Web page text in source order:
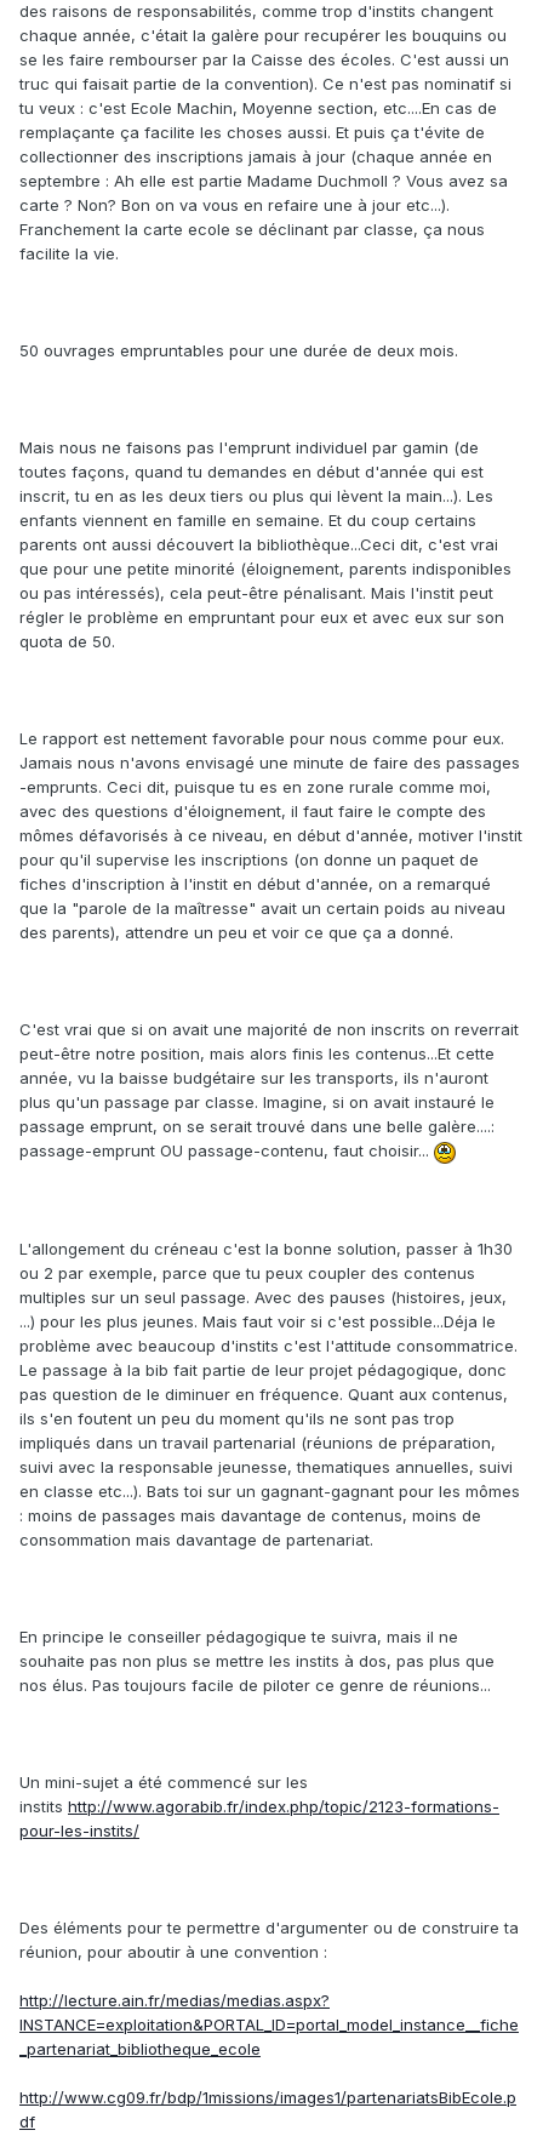
des raisons de responsabilités, comme trop d'instits changent
chaque année, c'était la galère pour recupérer les bouquins ou
se les faire rembourser par la Caisse des écoles. C'est aussi un
truc qui faisait partie de la convention). Ce n'est pas nominatif si
tu veux : c'est Ecole Machin, Moyenne section, etc....En cas de
remplaçante ça facilite les choses aussi. Et puis ça t'évite de
collectionner des inscriptions jamais à jour (chaque année en
septembre : Ah elle est partie Madame Duchmoll ? Vous avez sa
carte ? Non? Bon on va vous en refaire une à jour etc...).
Franchement la carte ecole se déclinant par classe, ça nous
facilite la vie.
50 ouvrages empruntables pour une durée de deux mois.
Mais nous ne faisons pas l'emprunt individuel par gamin (de
toutes façons, quand tu demandes en début d'année qui est
inscrit, tu en as les deux tiers ou plus qui lèvent la main...). Les
enfants viennent en famille en semaine. Et du coup certains
parents ont aussi découvert la bibliothèque...Ceci dit, c'est vrai
que pour une petite minorité (éloignement, parents indisponibles
ou pas intéressés), cela peut-être pénalisant. Mais l'instit peut
régler le problème en empruntant pour eux et avec eux sur son
quota de 50.
Le rapport est nettement favorable pour nous comme pour eux.
Jamais nous n'avons envisagé une minute de faire des passages
-emprunts. Ceci dit, puisque tu es en zone rurale comme moi,
avec des questions d'éloignement, il faut faire le compte des
mômes défavorisés à ce niveau, en début d'année, motiver l'instit
pour qu'il supervise les inscriptions (on donne un paquet de
fiches d'inscription à l'instit en début d'année, on a remarqué
que la "parole de la maîtresse" avait un certain poids au niveau
des parents), attendre un peu et voir ce que ça a donné.
C'est vrai que si on avait une majorité de non inscrits on reverrait
peut-être notre position, mais alors finis les contenus...Et cette
année, vu la baisse budgétaire sur les transports, ils n'auront
plus qu'un passage par classe. Imagine, si on avait instauré le
passage emprunt, on se serait trouvé dans une belle galère....:
passage-emprunt OU passage-contenu, faut choisir...
L'allongement du créneau c'est la bonne solution, passer à 1h30
ou 2 par exemple, parce que tu peux coupler des contenus
multiples sur un seul passage. Avec des pauses (histoires, jeux,
...) pour les plus jeunes. Mais faut voir si c'est possible...Déja le
problème avec beaucoup d'instits c'est l'attitude consommatrice.
Le passage à la bib fait partie de leur projet pédagogique, donc
pas question de le diminuer en fréquence. Quant aux contenus,
ils s'en foutent un peu du moment qu'ils ne sont pas trop
impliqués dans un travail partenarial (réunions de préparation,
suivi avec la responsable jeunesse, thematiques annuelles, suivi
en classe etc...). Bats toi sur un gagnant-gagnant pour les mômes
: moins de passages mais davantage de contenus, moins de
consommation mais davantage de partenariat.
En principe le conseiller pédagogique te suivra, mais il ne
souhaite pas non plus se mettre les instits à dos, pas plus que
nos élus. Pas toujours facile de piloter ce genre de réunions...
Un mini-sujet a été commencé sur les
instits http://www.agorabib.fr/index.php/topic/2123-formations-
pour-les-instits/
Des éléments pour te permettre d'argumenter ou de construire ta
réunion, pour aboutir à une convention :
http://lecture.ain.fr/medias/medias.aspx?
INSTANCE=exploitation&PORTAL_ID=portal_model_instance__fiche
_partenariat_bibliotheque_ecole
http://www.cg09.fr/bdp/1missions/images1/partenariatsBibEcole.p
df